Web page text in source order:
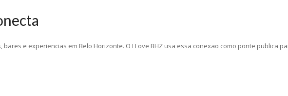
e experiencias em Belo Horizonte. O I Love BHZ usa essa conexao como ponte publica